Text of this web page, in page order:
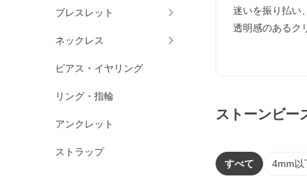
ブレスレット
ネックレス
ピアス・イヤリング
リング・指輪
アンクレット
ストラップ
迷いを振り払い
透明感のあるク
ストーンビー
すべて 4mm以